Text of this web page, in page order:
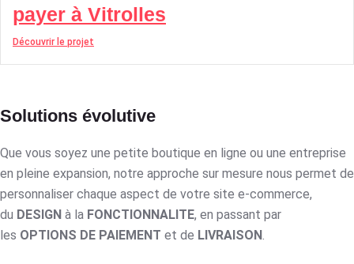
payer à Vitrolles
Découvrir le projet
Solutions évolutive
Que vous soyez une petite boutique en ligne ou une entreprise
en pleine expansion, notre approche sur mesure nous permet de
personnaliser chaque aspect de votre site e-commerce,
du DESIGN à la FONCTIONNALITE, en passant par
les OPTIONS DE PAIEMENT et de LIVRAISON.